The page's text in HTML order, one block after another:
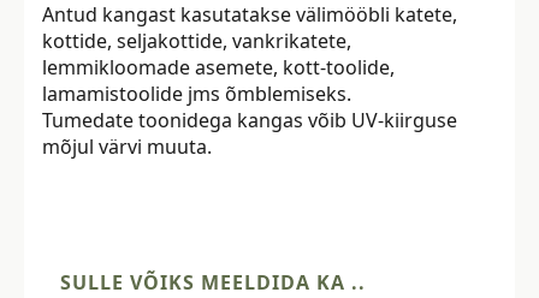
Antud kangast kasutatakse välimööbli katete,
kottide, seljakottide, vankrikatete,
lemmikloomade asemete, kott-toolide,
lamamistoolide jms õmblemiseks.
Tumedate toonidega kangas võib UV-kiirguse
mõjul värvi muuta.
SULLE VÕIKS MEELDIDA KA ..